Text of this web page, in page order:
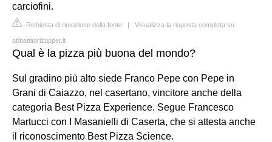
carciofini.
Richiesta di rimozione della fonte | Visualizza la risposta completa su
abbattitorizapper.it
Qual è la pizza più buona del mondo?
Sul gradino più alto siede Franco Pepe con Pepe in
Grani di Caiazzo, nel casertano, vincitore anche della
categoria Best Pizza Experience. Segue Francesco
Martucci con I Masanielli di Caserta, che si attesta anche
il riconoscimento Best Pizza Science.